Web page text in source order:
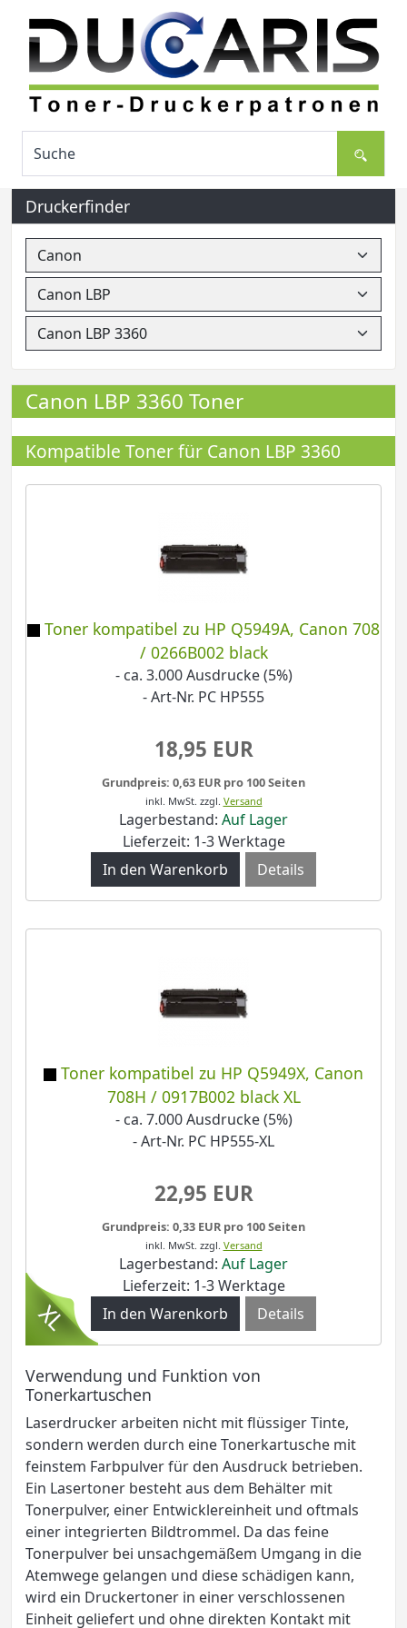
Druckerfinder
Canon LBP 3360 Toner
Kompatible Toner für Canon LBP 3360
Toner kompatibel zu HP Q5949A, Canon 708
/ 0266B002 black
- ca. 3.000 Ausdrucke (5%)
- Art-Nr. PC HP555
18,95 EUR
Grundpreis: 0,63 EUR pro 100 Seiten
inkl. MwSt. zzgl. Versand
Lagerbestand: Auf Lager
Lieferzeit: 1-3 Werktage
Details
Toner kompatibel zu HP Q5949X, Canon
708H / 0917B002 black XL
- ca. 7.000 Ausdrucke (5%)
- Art-Nr. PC HP555-XL
22,95 EUR
Grundpreis: 0,33 EUR pro 100 Seiten
inkl. MwSt. zzgl. Versand
Lagerbestand: Auf Lager
Lieferzeit: 1-3 Werktage
Details
Verwendung und Funktion von
Tonerkartuschen
Laserdrucker arbeiten nicht mit flüssiger Tinte,
sondern werden durch eine Tonerkartusche mit
feinstem Farbpulver für den Ausdruck betrieben.
Ein Lasertoner besteht aus dem Behälter mit
Tonerpulver, einer Entwicklereinheit und oftmals
einer integrierten Bildtrommel. Da das feine
Tonerpulver bei unsachgemäßem Umgang in die
Atemwege gelangen und diese schädigen kann,
wird ein Druckertoner in einer verschlossenen
Einheit geliefert und ohne direkten Kontakt mit